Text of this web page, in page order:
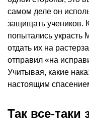
самом деле он
защищать учеников.
попытались
отдать их на
отправил «на
Учитывая, какие
настоящим
Так все-таки